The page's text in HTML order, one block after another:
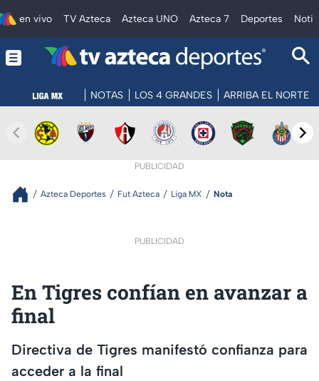
en vivo TV Azteca Azteca UNO Azteca 7 Deportes
NOTAS LOS 4 GRANDES ARRIBA EL NORTE
PUBLICIDAD
Azteca Deportes Fut Azteca Liga MX Nota
PUBLICIDAD
En Tigres confían en avanzar a
final
Directiva de Tigres manifestó confianza para
acceder a la final